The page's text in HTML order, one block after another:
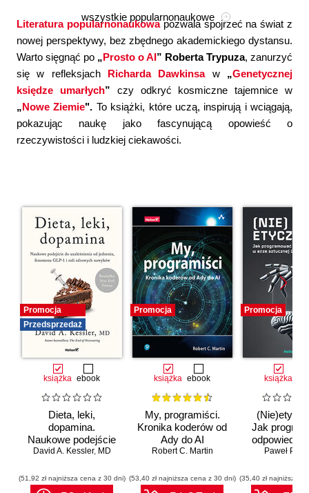
Literatura popularnonaukowapozwala spojrzeć na świat z
nowej perspektywy, bez zbędnego akademickiego dystansu.
Warto sięgnąć po „Prosto o AI” Roberta Trypuza, zanurzyć
się w refleksjach Richarda Dawkinsaw „Genetycznej
księdze umarłych” czy odkryć kosmiczne tajemnice w
„Nowe Ziemie". To książki, które uczą, inspirują i wciągają,
pokazując naukę jako fascynującą opowieść o
rzeczywistości i ludzkiej ciekawości.
wszystkie popularnonaukowe
Promocja
Przedsprzedaż
książka ebook
Dieta, leki,
dopamina.
Naukowe podejście
do uzależnienia od
GLP-1 i roli
zdrowych nawyków
David A. Kessler, MD
(51,92 zł najniższa cena z 30 dni)
Promocja
książka ebook
My, programiści.
Kronika koderów od
Ady do AI
Robert C. Martin
(53,40 zł najniższa cena z 30 dni)
Promocja
książka
Jak
erze
Paweł
(35,40 zł najniższa